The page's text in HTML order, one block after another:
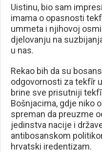
Uistinu, bio sam
imama o opasnosti
ummeta i njihovoj
djelovanju na
u nas.
Rekao bih da su
odgovornosti za tekfīr
brine sve prisutniji
Bošnjacima, gdje niko
spreman da preuzme
jedinstva nacije i
antibosanskom
hrvatski iredentizam.